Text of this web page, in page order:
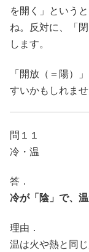
を開く」という
ね。反対に、「
します。
「開放（＝陽）
すいかもしれませ
問１１
冷・温
答．
冷が「陰」で、
理由．
温は火や熱と同